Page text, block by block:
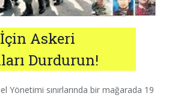
İçin Askeri
Durdurun!
Yönetimi sınırlarında bir mağarada 19